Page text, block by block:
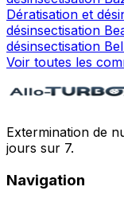
Dératisation et
désinsectisation
désinsectisation
Voir toutes les
Extermination de
jours sur 7.
Navigation